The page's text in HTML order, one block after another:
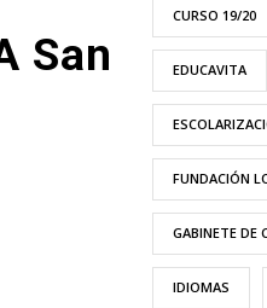
San
CURSO 19/20
EDUCAVITA
FUNDACIÓN
GABINETE DE
IDIOMAS